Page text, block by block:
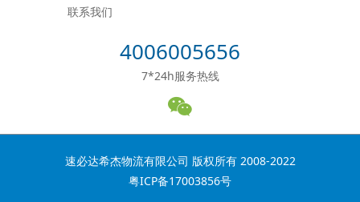
联系我们
4006005656
7*24h服务热线
速必达希杰物流有限公司 版权所有 2008-2022
粤ICP备17003856号